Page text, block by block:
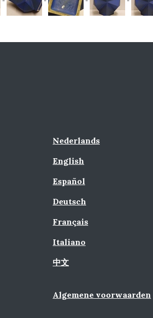
Nederlands
English
Español
Deutsch
Français
Italiano
中文
Algemene voorwaarden